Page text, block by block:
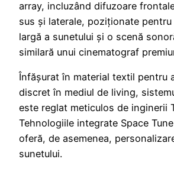
array, incluzând difuzoare
sus și laterale, poziționate
largă a sunetului și o scenă
similară unui cinematograf
Înfășurat în material textil pentru
discret în mediul de living,
este reglat meticulos de inginerii
Tehnologiile integrate Space
oferă, de asemenea,
sunetului.